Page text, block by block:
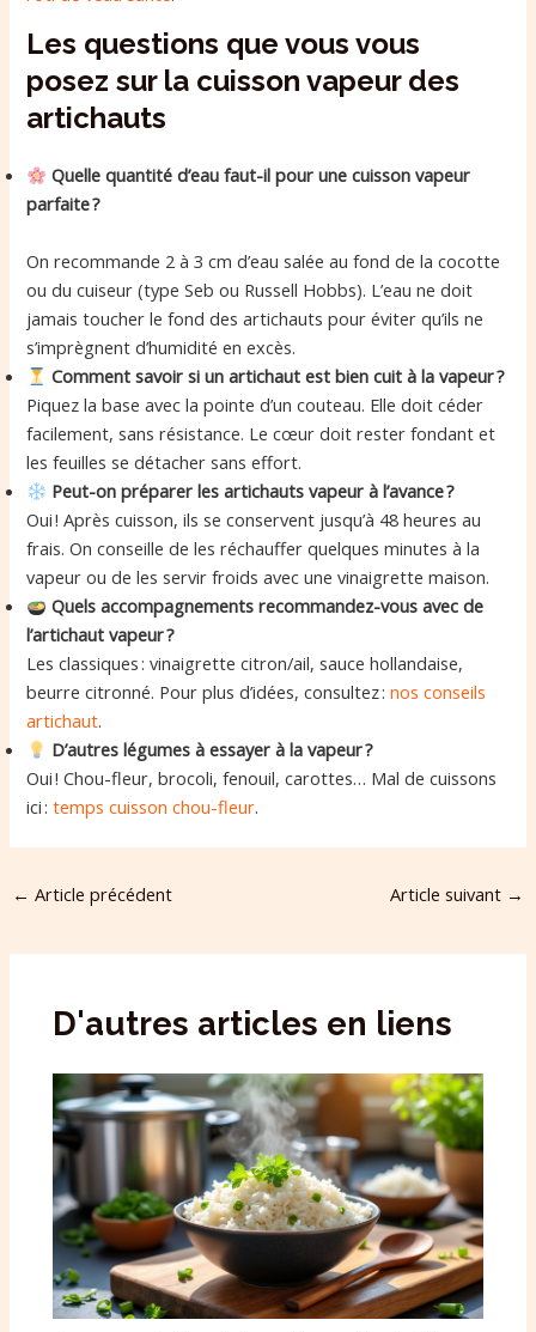
Les questions que vous vous
posez sur la cuisson vapeur des
artichauts
Quelle quantité d’eau faut-il pour une cuisson vapeur
parfaite ?
On recommande 2 à 3 cm d’eau salée au fond de la cocotte
ou du cuiseur (type Seb ou Russell Hobbs). L’eau ne doit
jamais toucher le fond des artichauts pour éviter qu’ils ne
s’imprègnent d’humidité en excès.
Comment savoir si un artichaut est bien cuit à la vapeur ?
Piquez la base avec la pointe d’un couteau. Elle doit céder
facilement, sans résistance. Le cœur doit rester fondant et
les feuilles se détacher sans effort.
Peut-on préparer les artichauts vapeur à l’avance ?
Oui ! Après cuisson, ils se conservent jusqu’à 48 heures au
frais. On conseille de les réchauffer quelques minutes à la
vapeur ou de les servir froids avec une vinaigrette maison.
Quels accompagnements recommandez-vous avec de
l’artichaut vapeur ?
Les classiques : vinaigrette citron/ail, sauce hollandaise,
beurre citronné. Pour plus d’idées, consultez :nos conseils
artichaut.
D’autres légumes à essayer à la vapeur ?
Oui ! Chou-fleur, brocoli, fenouil, carottes… Mal de cuissons
ici :temps cuisson chou-fleur.
← Article précédent Article suivant →
D'autres articles en liens